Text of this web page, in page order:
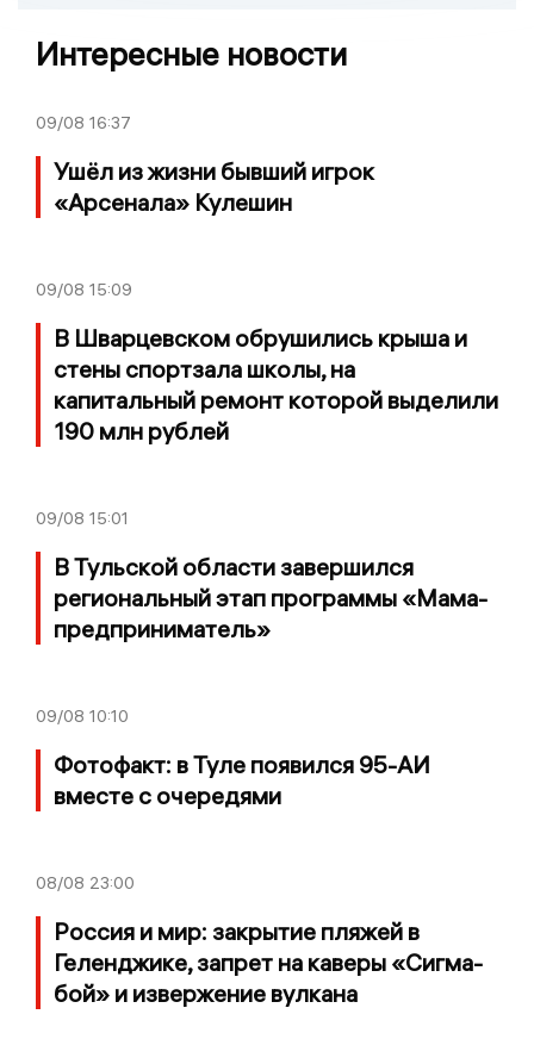
Интересные новости
09/08 16:37
Ушёл из жизни бывший игрок
«Арсенала» Кулешин
09/08 15:09
В Шварцевском обрушились крыша и
стены спортзала школы, на
капитальный ремонт которой выделили
190 млн рублей
09/08 15:01
В Тульской области завершился
региональный этап программы «Мама-
предприниматель»
09/08 10:10
Фотофакт: в Туле появился 95-АИ
вместе с очередями
08/08 23:00
Россия и мир: закрытие пляжей в
Геленджике, запрет на каверы «Сигма-
бой» и извержение вулкана